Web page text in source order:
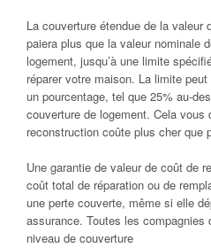
La couverture étendue de la valeur
paiera plus que la valeur nominale
logement, jusqu’à une limite
réparer votre maison. La limite
un pourcentage, tel que 25% au-
couverture de logement. Cela
reconstruction coûte plus cher que
Une garantie de valeur de coût de
coût total de réparation ou de
une perte couverte, même si elle
assurance. Toutes les compagnies
niveau de couverture